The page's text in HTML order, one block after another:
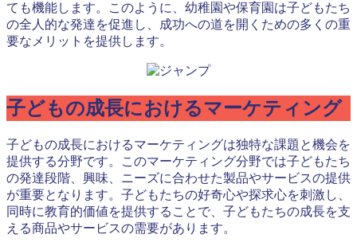
ても機能します。このように、幼稚園や保育園は子どもたち
の全人的な発達を促進し、成功への道を開くための多くの重
要なメリットを提供します。
子どもの成長におけるマーケティング
子どもの成長におけるマーケティングは独特な課題と機会を
提供する分野です。このマーケティング分野では子どもたち
の発達段階、興味、ニーズに合わせた製品やサービスの提供
が重要となります。子どもたちの好奇心や探求心を刺激し、
同時に教育的価値を提供することで、子どもたちの成長を支
える商品やサービスの需要があります。